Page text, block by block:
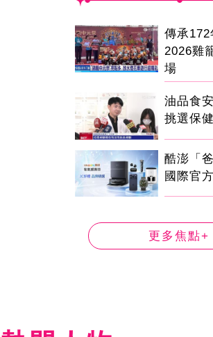
傳承
2026雞
場
油品食
挑選保
酷澎「
國際官
更多焦點+